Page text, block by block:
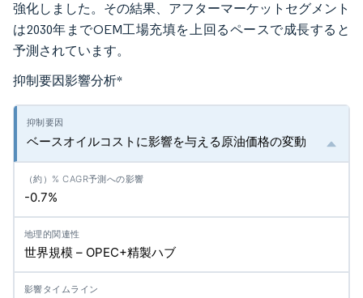
強化しました。その結果、アフターマーケットセグメント
は2030年までOEM工場充填を上回るペースで成長すると
予測されています。
抑制要因影響分析*
ベースオイルコストに影響を与える原油価格の変動
-0.7%
世界規模 – OPEC+精製ハブ